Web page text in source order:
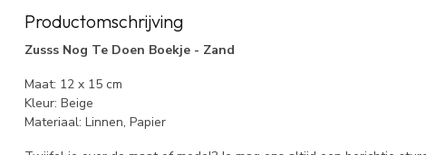
Productomschrijving
Zusss Nog Te Doen Boekje - Zand
Maat: 12 x 15 cm
Kleur: Beige
Materiaal: Linnen, Papier